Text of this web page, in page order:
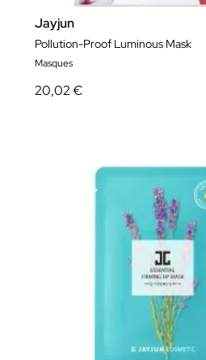
Jayjun
Pollution-Proof Luminous Mask
Masques
20,02 €